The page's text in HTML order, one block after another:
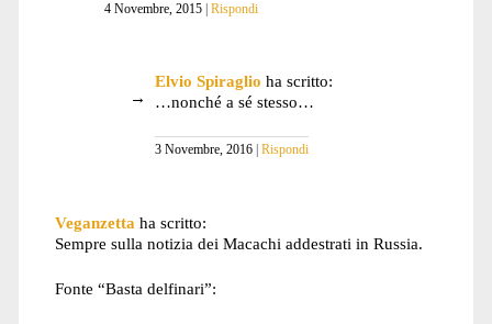
4 Novembre, 2015 Rispondi
Elvio Spiraglio ha scritto:
…nonché a sé stesso…
3 Novembre, 2016 Rispondi
Veganzetta ha scritto:
Sempre sulla notizia dei Macachi addestrati in Russia.
Fonte “Basta delfinari”: